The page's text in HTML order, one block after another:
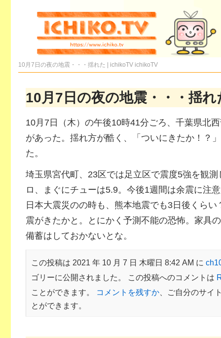
10月7日の夜の地震・・・揺れた | ichikoTV ichikoTV
10月7日の夜の地震・・・揺れ
10月7日（木）の午後10時41分ごろ、千葉県北
があった。揺れ方が酷く、「ついにきたか！？
た。
埼玉県宮代町、23区では足立区で震度5強を観
ロ、まぐにチューは5.9。今後1週間は余震に注
日本大震災のの時も、熊本地震でも3日後くら
震がきたかと。とにかく予測不能の恐怖。家具
備蓄はしておかないとな。
この投稿は 2021 年 10 月 7 日 木曜日 8:42 AM に
ゴリーに公開されました。 この投稿へのコメントは
ことができます。
コメントを残すか、ご自分のサイ
とができます。